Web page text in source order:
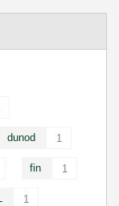
dunod 1
fin 1
1